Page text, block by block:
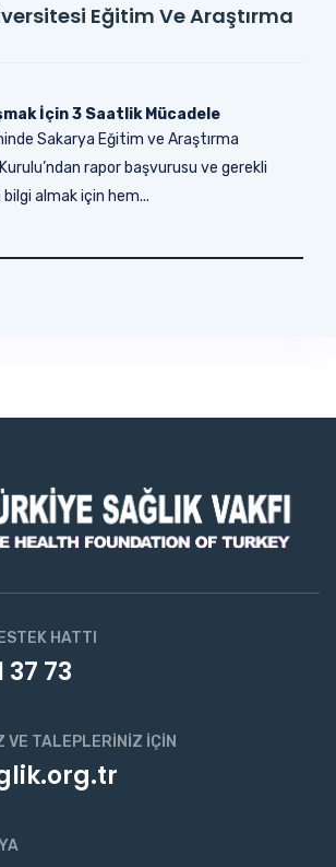
Eğitim Ve Araştırma
İçin 3 Saatlik Mücadele
Sakarya Eğitim ve Araştırma
rapor başvurusu ve gerekli
bilgi almak için hem...
HATTI
37 73
VE TALEPLERINIZ İÇIN